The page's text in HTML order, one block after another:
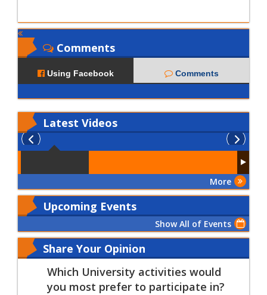
Comments
Using Facebook Comments
Latest Videos
More
Upcoming Events
Show All of Events
Share Your Opinion
Which University activities would
you most prefer to participate in?